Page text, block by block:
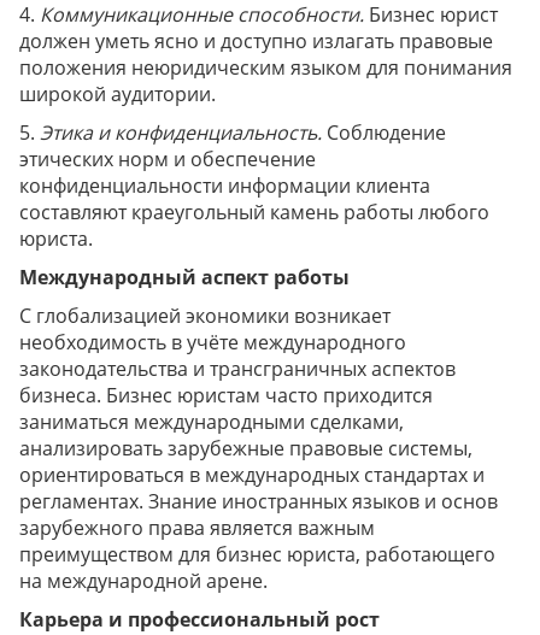
4. Коммуникационные способности. Бизнес юрист
должен уметь ясно и доступно излагать правовые
положения неюридическим языком для понимания
широкой аудитории.
5. Этика и конфиденциальность. Соблюдение
этических норм и обеспечение
конфиденциальности информации клиента
составляют краеугольный камень работы любого
юриста.
Международный аспект работы
С глобализацией экономики возникает
необходимость в учёте международного
законодательства и трансграничных аспектов
бизнеса. Бизнес юристам часто приходится
заниматься международными сделками,
анализировать зарубежные правовые системы,
ориентироваться в международных стандартах и
регламентах. Знание иностранных языков и основ
зарубежного права является важным
преимуществом для бизнес юриста, работающего
на международной арене.
Карьера и профессиональный рост